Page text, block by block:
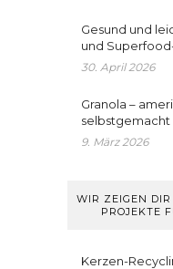
Gesund und
und
30. April 2026
Granola –
selbstgemacht
9. März 2026
WIR ZEIGEN
PROJEKTE
Kerzen-